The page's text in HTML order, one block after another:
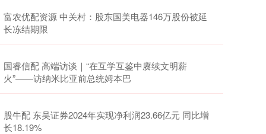
富农优配资源 中关村：股东国美电器146万股份被延
长冻结期限
国睿信配 高端访谈｜“在互学互鉴中赓续文明薪
火”——访纳米比亚前总统姆本巴
股牛配 东吴证券2024年实现净利润23.66亿元 同比增
长18.19%